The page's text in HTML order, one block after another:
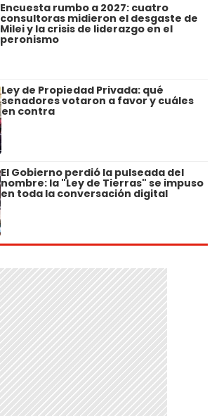
Encuesta rumbo a 2027: cuatro
consultoras midieron el desgaste de
Milei y la crisis de liderazgo en el
peronismo
Ley de Propiedad Privada: qué
senadores votaron a favor y cuáles
en contra
El Gobierno perdió la pulseada del
nombre: la "Ley de Tierras" se impuso
en toda la conversación digital